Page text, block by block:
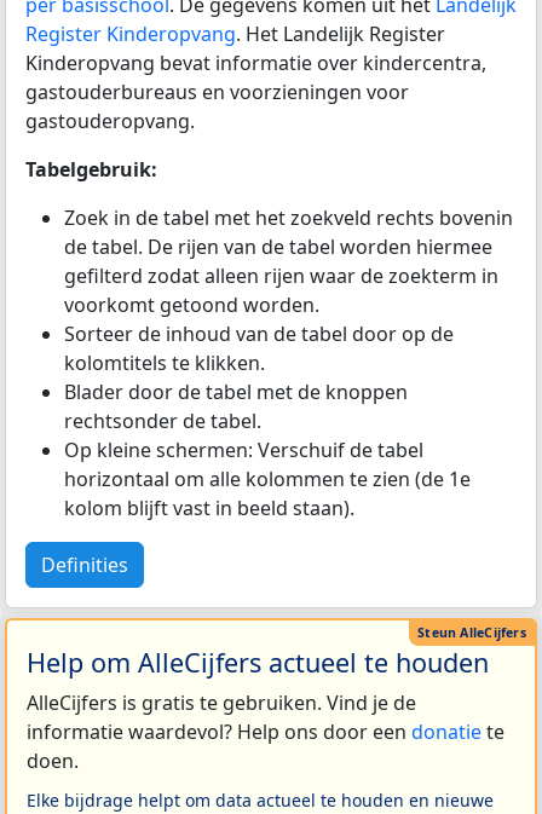
Register Kinderopvang. Het Landelijk Register
Kinderopvang bevat informatie over kindercentra,
gastouderbureaus en voorzieningen voor
gastouderopvang.
Tabelgebruik:
Zoek in de tabel met het zoekveld rechts bovenin
de tabel. De rijen van de tabel worden hiermee
gefilterd zodat alleen rijen waar de zoekterm in
voorkomt getoond worden.
Sorteer de inhoud van de tabel door op de
kolomtitels te klikken.
Blader door de tabel met de knoppen
rechtsonder de tabel.
Op kleine schermen: Verschuif de tabel
horizontaal om alle kolommen te zien (de 1e
kolom blijft vast in beeld staan).
Definities
Help om AlleCijfers actueel te houden
AlleCijfers is gratis te gebruiken. Vind je de
informatie waardevol? Help ons door een donatiete
doen.
Elke bijdrage helpt om data actueel te houden en nieuwe